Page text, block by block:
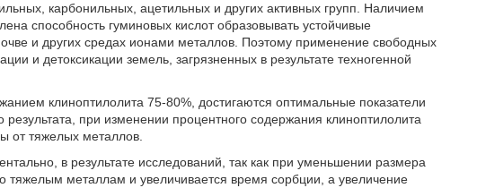
карбонильных, ацетильных и других активных групп. Наличием
способность гуминовых кислот образовывать устойчивые
и других средах ионами металлов. Поэтому применение свободных
и детоксикации земель, загрязненных в результате техногенной
клиноптилолита 75-80%, достигаются оптимальные показатели
при изменении процентного содержания клиноптилолита
от тяжелых металлов.
в результате исследований, так как при уменьшении размера
тяжелым металлам и увеличивается время сорбции, а увеличение